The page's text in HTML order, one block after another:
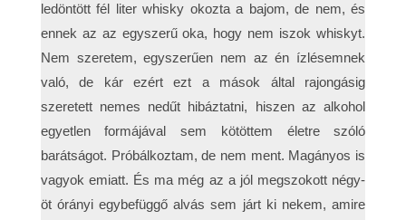
ledöntött fél liter whisky okozta a bajom, de nem, és
ennek az az egyszerű oka, hogy nem iszok whiskyt.
Nem szeretem, egyszerűen nem az én ízlésemnek
való, de kár ezért ezt a mások által rajongásig
szeretett nemes nedűt hibáztatni, hiszen az alkohol
egyetlen formájával sem kötöttem életre szóló
barátságot. Próbálkoztam, de nem ment. Magányos is
vagyok emiatt. És ma még az a jól megszokott négy-
öt órányi egybefüggő alvás sem járt ki nekem, amire